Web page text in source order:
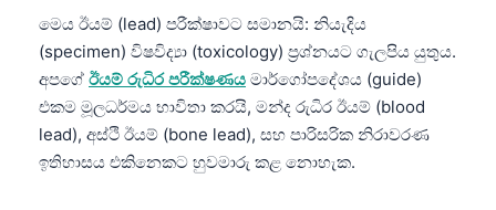
මෙය ඊයම් (lead) පරීක්ෂාවට සමානයි: නියැදිය
(specimen) විෂවිද්‍යා (toxicology) ප්‍රශ්නයට ගැලපිය යුතුය.
අපගේ ඊයම් රුධිර පරීක්ෂණය මාර්ගෝපදේශය (guide)
එකම මූලධර්මය භාවිතා කරයි, මන්ද රුධිර ඊයම් (blood
lead), අස්ථි ඊයම් (bone lead), සහ පාරිසරික නිරාවරණ
ඉතිහාසය එකිනෙකට හුවමාරු කළ නොහැක.
Kiswahili
አማርኛ
Українська
O‘zbekcha
Català